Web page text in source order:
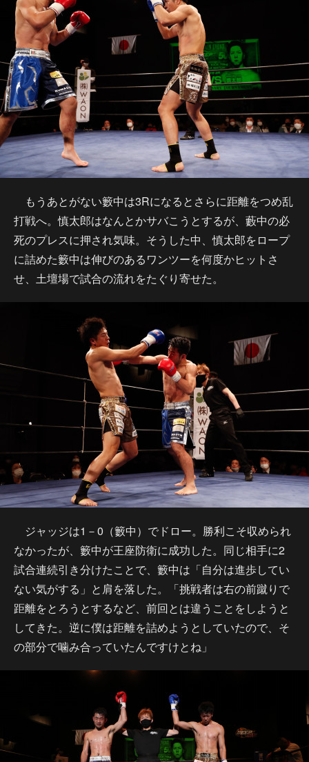
もうあとがない籔中は3Rになるとさらに距離をつめ乱
打戦へ。慎太郎はなんとかサバこうとするが、藪中の必
死のプレスに押され気味。そうした中、慎太郎をロープ
に詰めた籔中は伸びのあるワンツーを何度かヒットさ
せ、土壇場で試合の流れをたぐり寄せた。
ジャッジは1－0（籔中）でドロー。勝利こそ収められ
なかったが、籔中が王座防衛に成功した。同じ相手に2
試合連続引き分けたことで、籔中は「自分は進歩してい
ない気がする」と肩を落した。「挑戦者は右の前蹴りで
距離をとろうとするなど、前回とは違うことをしようと
してきた。逆に僕は距離を詰めようとしていたので、そ
の部分で噛み合っていたんですけとね」